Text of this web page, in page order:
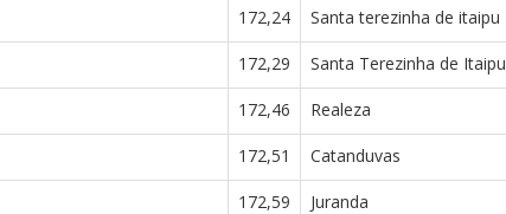
172,24 Santa terezinha de itaipu
172,29 Santa Terezinha de Itaipu
172,46 Realeza
172,51 Catanduvas
172,59 Juranda